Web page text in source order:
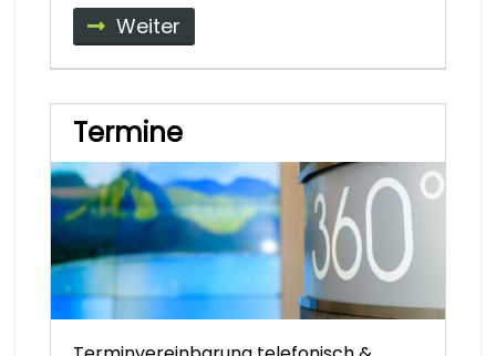
Weiter
Termine